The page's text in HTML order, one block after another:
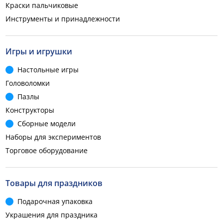
Краски пальчиковые
Инструменты и принадлежности
Игры и игрушки
Настольные игры
Головоломки
Пазлы
Конструкторы
Сборные модели
Наборы для экспериментов
Торговое оборудование
Товары для праздников
Подарочная упаковка
Украшения для праздника